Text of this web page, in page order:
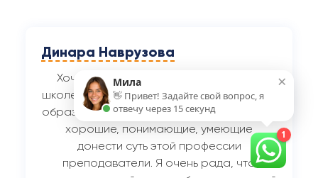
Яна П.
Хочу выразить огромную благодарность
сотрудникам, преподавателям
замечательного обучающего Центра.
Уникальное место, где можно освоить
множество интересных и любимых
профессий, и воплотить свои мечты в
1
×
Мила
👋 Привет! Задайте свой вопрос, я
отвечу через 15 секунд